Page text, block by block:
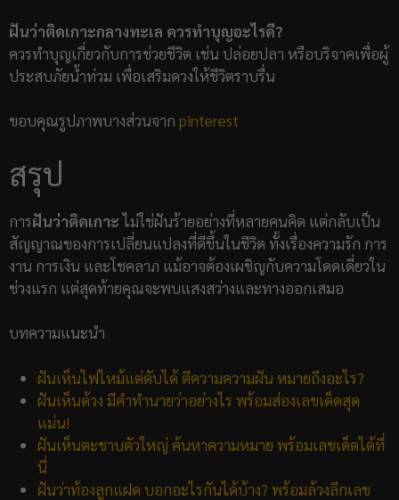
ฝันว่าติดเกาะกลางทะเล ควรทำบุญอะไรดี?
ควรทำบุญเกี่ยวกับการช่วยชีวิต เช่น ปล่อยปลา หรือบริจาคเพื่อผู้
ประสบภัยน้ำท่วม เพื่อเสริมดวงให้ชีวิตราบรื่น
ขอบคุณรูปภาพบางส่วนจาก pinterest
สรุป
การฝันว่าติดเกาะไม่ใช่ฝันร้ายอย่างที่หลายคนคิด แต่กลับเป็น
สัญญาณของการเปลี่ยนแปลงที่ดีขึ้นในชีวิต ทั้งเรื่องความรัก การ
งาน การเงิน และโชคลาภ แม้อาจต้องเผชิญกับความโดดเดี่ยวใน
ช่วงแรก แต่สุดท้ายคุณจะพบแสงสว่างและทางออกเสมอ
บทความแนะนำ
ฝันเห็นไฟไหม้แต่ดับได้ ตีความความฝัน หมายถึงอะไร?
ฝันเห็นด้วง มีคำทำนายว่าอย่างไร พร้อมส่องเลขเด็ดสุด
แม่น!
ฝันเห็นตะขาบตัวใหญ่ ค้นหาความหมาย พร้อมเลขเด็ดได้ที่
นี่
ฝันว่าท้องลูกแฝด บอกอะไรกันได้บ้าง? พร้อมล้วงลึกเลข